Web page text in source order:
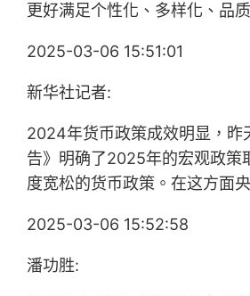
更好满足个性化、多样化、品
2025-03-06 15:51:01
新华社记者:
2024年货币政策成效明显，昨
告》明确了2025年的宏观政策
度宽松的货币政策。在这方面
2025-03-06 15:52:58
潘功胜: